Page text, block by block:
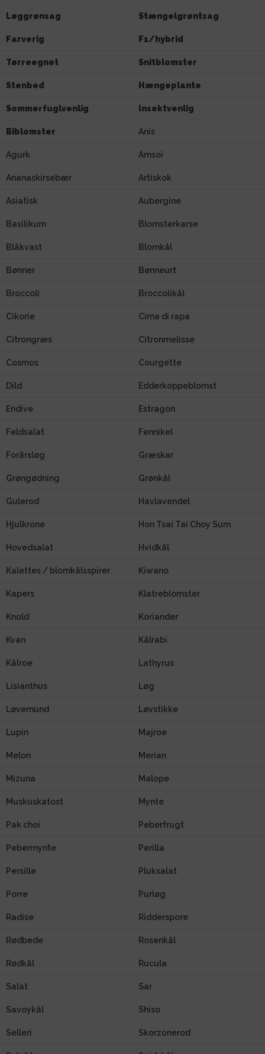
Løggrønsag Stængelgrøntsag
Farverig F1/hybrid
Tørreegnet Snitblomster
Stenbed Hængeplante
Sommerfuglvenlig Insektvenlig
Biblomster Anis
Agurk Amsoi
Ananaskirsebær Artiskok
Asiatisk Aubergine
Basilikum Blomsterkarse
Blåkvast Blomkål
Bønner Bønneurt
Broccoli Broccolikål
Cikorie Cima di rapa
Citrongræs Citronmelisse
Cosmos Courgette
Dild Edderkoppeblomst
Endive Estragon
Feldsalat Fennikel
Forårsløg Græskar
Grøngødning Grønkål
Gulerod Havlavendel
Hjulkrone Hon Tsai Tai Choy Sum
Hovedsalat Hvidkål
Kalettes / blomkålsspirer Kiwano
Kapers Klatreblomster
Knold Koriander
Kvan Kålrabi
Kålroe Lathyrus
Lisianthus Løg
Løvemund Løvstikke
Lupin Majroe
Melon Merian
Mizuna Malope
Muskuskatost Mynte
Pak choi Peberfrugt
Pebermynte Perilla
Persille Pluksalat
Porre Purløg
Radise Ridderspore
Rødbede Rosenkål
Rødkål Rucula
Salat Sar
Savoykål Shiso
Selleri Skorzonerod